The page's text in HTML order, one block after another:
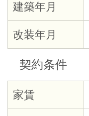
建築年月
改装年月
契約条件
家賃